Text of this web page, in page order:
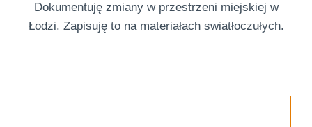
Dokumentuję zmiany w przestrzeni miejskiej w
Łodzi. Zapisuję to na materiałach swiatłoczułych.